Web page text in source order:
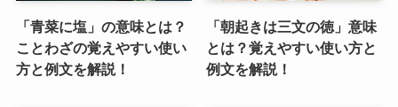
「青菜に塩」の意味とは？
ことわざの覚えやすい使い
方と例文を解説！
「朝起きは三文の徳」意味
とは？覚えやすい使い方と
例文を解説！